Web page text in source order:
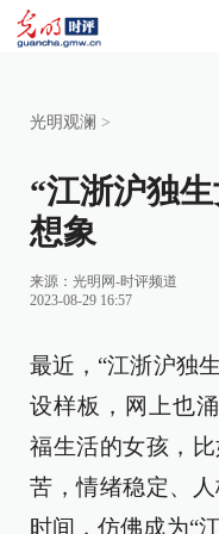
光明观澜 >
“江浙沪独
想象
来源： 光明网-时评频道
2023-08-29 16:57
最近，“江浙沪独
设样板，网上也
福生活的女孩，
苦，情绪稳定、
时间，仿佛成为“